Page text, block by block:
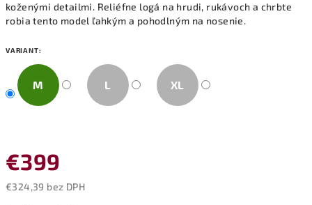
koženými detailmi. Reliéfne logá na hrudi, rukávoch a chrbte
robia tento model ľahkým a pohodlným na nosenie.
VARIANT:
M L XL
€399
€324,39 bez DPH